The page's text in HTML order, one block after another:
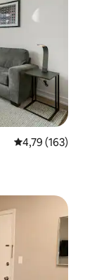
Calificación
4,79 (163)